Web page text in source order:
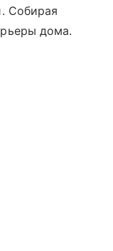
Собирая
дома.